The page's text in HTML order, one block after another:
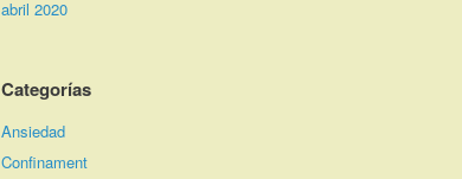
abril 2020
Categorías
Ansiedad
Confinament